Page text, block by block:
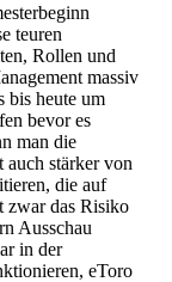
teuren
Rollen und
massiv
bis heute um
bevor es
man die
stärker von
die auf
zwar das Risiko
Ausschau
in der
eToro